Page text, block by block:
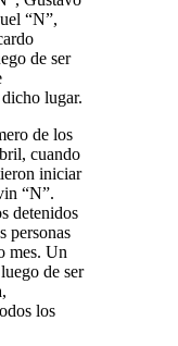
“N”,
de ser
lugar.
de los
cuando
iniciar
“N”.
detenidos
personas
mes. Un
de ser
los